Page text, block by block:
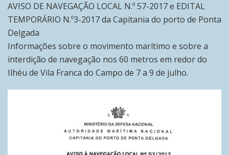
AVISO DE NAVEGAÇÃO LOCAL N.º 57-2017 e EDITAL
TEMPORÁRIO N.º3-2017 da Capitania do porto de Ponta
Delgada
Informações sobre o movimento marítimo e sobre a
interdição de navegação nos 60 metros em redor do
Ilhéu de Vila Franca do Campo de 7 a 9 de julho.